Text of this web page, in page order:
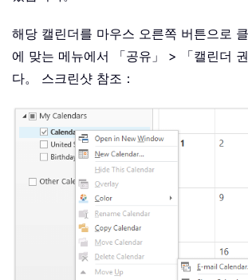
해당 캘린더를 마우스 오른쪽 버튼으로
에 맞는 메뉴에서 「공유」 > 「캘린더
다。 스크린샷 참조：